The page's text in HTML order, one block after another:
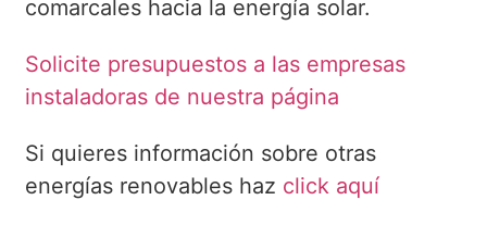
comarcales hacia la energía solar.
Solicite presupuestos a las empresas
instaladoras de nuestra página
Si quieres información sobre otras
energías renovables haz click aquí